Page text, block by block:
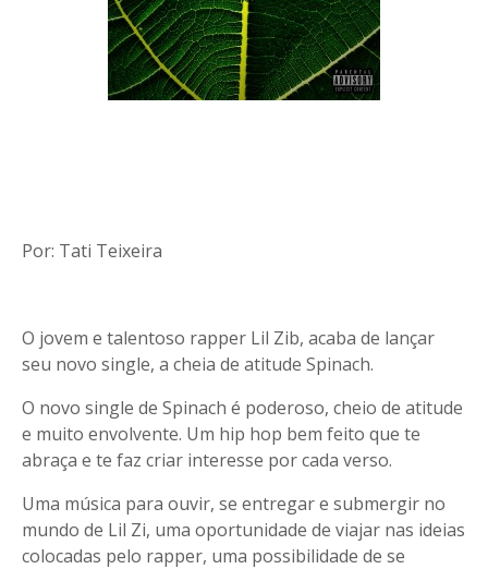
Por: Tati Teixeira
O jovem e talentoso rapper Lil Zib, acaba de lançar
seu novo single, a cheia de atitude Spinach.
O novo single de Spinach é poderoso, cheio de atitude
e muito envolvente. Um hip hop bem feito que te
abraça e te faz criar interesse por cada verso.
Uma música para ouvir, se entregar e submergir no
mundo de Lil Zi, uma oportunidade de viajar nas ideias
colocadas pelo rapper, uma possibilidade de se